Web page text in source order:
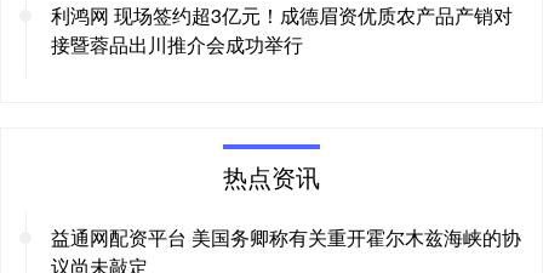
利鸿网 现场签约超3亿元！成德眉资优质农产品产销对
接暨蓉品出川推介会成功举行
热点资讯
益通网配资平台 美国务卿称有关重开霍尔木兹海峡的协
议尚未敲定